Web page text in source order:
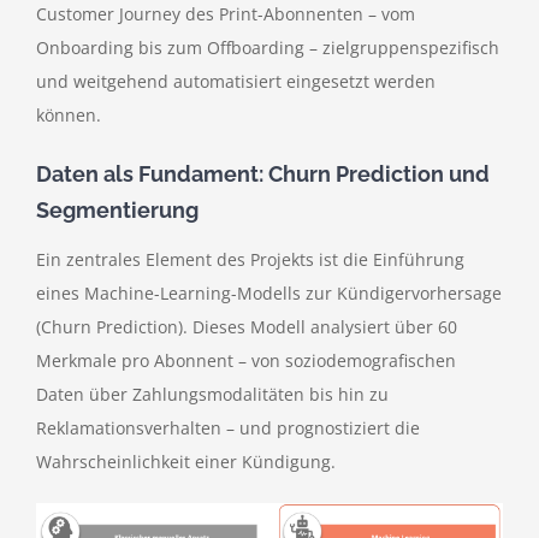
Customer Journey des Print-Abonnenten – vom
Onboarding bis zum Offboarding – zielgruppenspezifisch
und weitgehend automatisiert eingesetzt werden
können.
Daten als Fundament: Churn Prediction und
Segmentierung
Ein zentrales Element des Projekts ist die Einführung
eines Machine-Learning-Modells zur Kündigervorhersage
(Churn Prediction). Dieses Modell analysiert über 60
Merkmale pro Abonnent – von soziodemografischen
Daten über Zahlungsmodalitäten bis hin zu
Reklamationsverhalten – und prognostiziert die
Wahrscheinlichkeit einer Kündigung.